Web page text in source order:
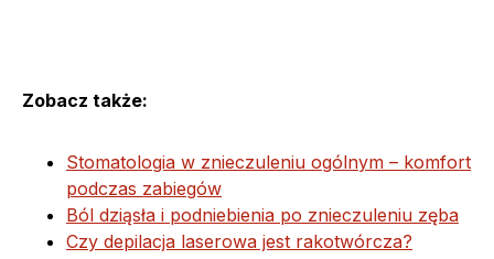
Zobacz także:
Stomatologia w znieczuleniu ogólnym – komfort
podczas zabiegów
Ból dziąsła i podniebienia po znieczuleniu zęba
Czy depilacja laserowa jest rakotwórcza?